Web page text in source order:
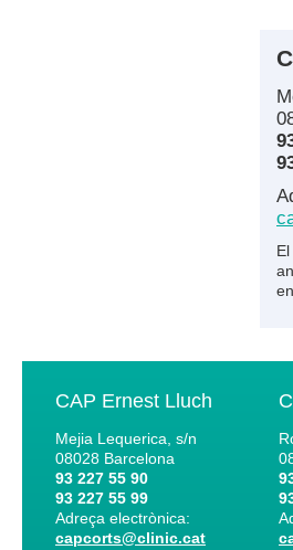
CAP Ernest Lluch
Mejia Lequerica, s/n
08028 Barcelona
93 227 55 90
93 227 55 99
Adreça electrònica:
capcorts@clinic.cat